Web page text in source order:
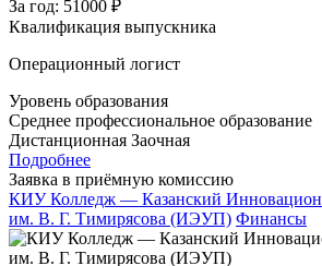
За год: 51000 ₽
Квалификация выпускника
Операционный логист
Уровень образования
Среднее профессиональное образование
Дистанционная Заочная
Подробнее
Заявка в приёмную комиссию
КИУ Колледж — Казанский
им. В. Г. Тимирясова (ИЭУП) Финансы